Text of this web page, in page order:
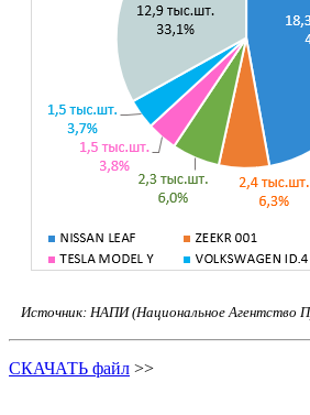
Источник: НАПИ (Национальное Агентство
СКАЧАТЬ файл >>